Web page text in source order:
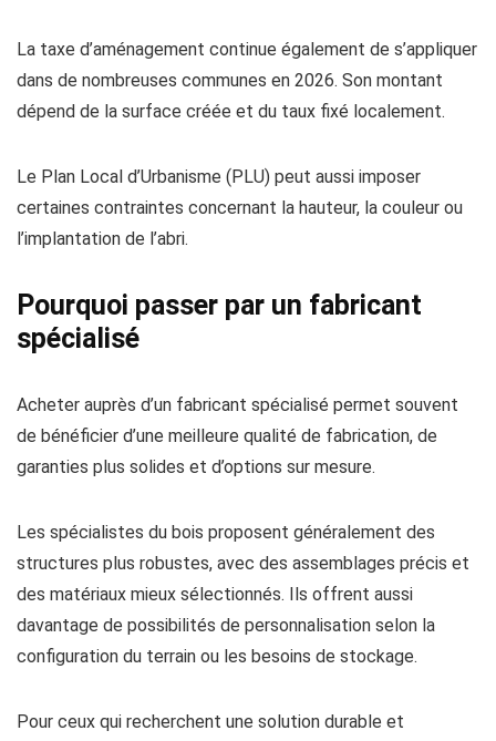
La taxe d’aménagement continue également de s’appliquer
dans de nombreuses communes en 2026. Son montant
dépend de la surface créée et du taux fixé localement.
Le Plan Local d’Urbanisme (PLU) peut aussi imposer
certaines contraintes concernant la hauteur, la couleur ou
l’implantation de l’abri.
Pourquoi passer par un fabricant
spécialisé
Acheter auprès d’un fabricant spécialisé permet souvent
de bénéficier d’une meilleure qualité de fabrication, de
garanties plus solides et d’options sur mesure.
Les spécialistes du bois proposent généralement des
structures plus robustes, avec des assemblages précis et
des matériaux mieux sélectionnés. Ils offrent aussi
davantage de possibilités de personnalisation selon la
configuration du terrain ou les besoins de stockage.
Pour ceux qui recherchent une solution durable et